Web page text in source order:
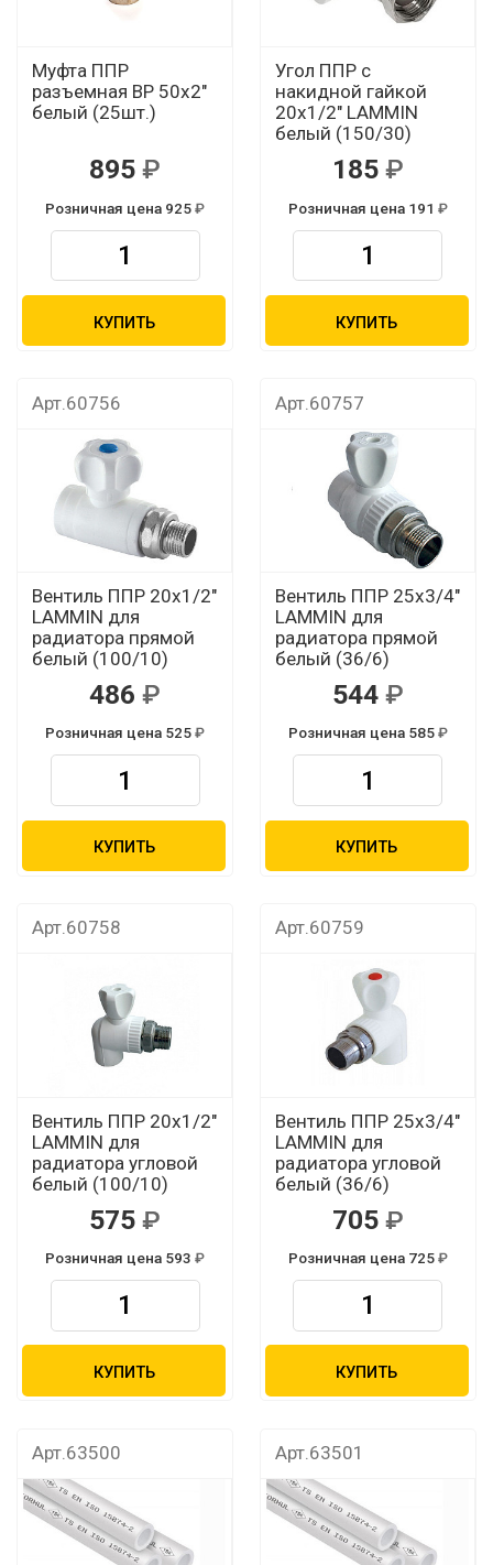
Муфта ППР
разъемная ВР 50х2"
белый (25шт.)
895
Розничная цена 925
КУПИТЬ
Угол ППР с
накидной гайкой
20х1/2" LAMMIN
белый (150/30)
185
Розничная цена 191
КУПИТЬ
Арт.60756
Вентиль ППР 20х1/2"
LAMMIN для
радиатора прямой
белый (100/10)
486
Розничная цена 525
КУПИТЬ
Арт.60757
Вентиль ППР 25х3/4"
LAMMIN для
радиатора прямой
белый (36/6)
544
Розничная цена 585
КУПИТЬ
Арт.60758
Вентиль ППР 20х1/2"
LAMMIN для
радиатора угловой
белый (100/10)
575
Розничная цена 593
КУПИТЬ
Арт.60759
Вентиль ППР 25х3/4"
LAMMIN для
радиатора угловой
белый (36/6)
705
Розничная цена 725
КУПИТЬ
Арт.63500 Арт.63501